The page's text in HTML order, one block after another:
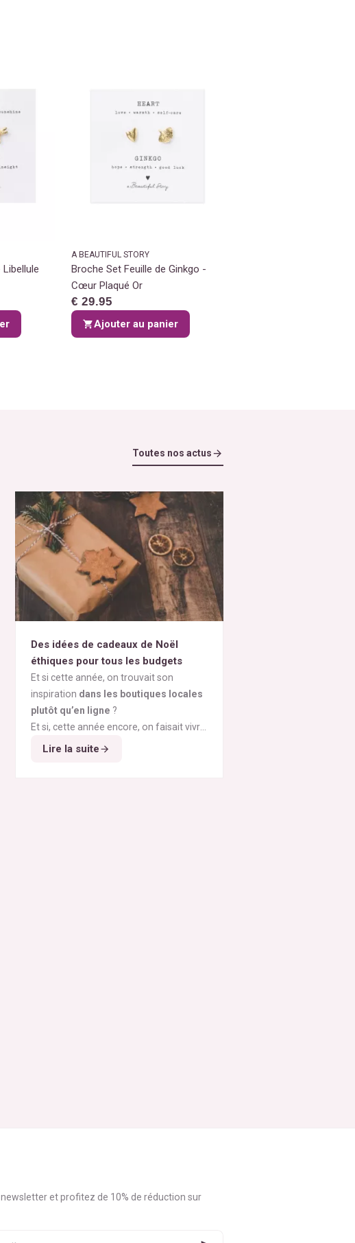
A BEAUTIFUL STORY
Broche Set Feuille de Ginkgo -
Cœur Plaqué Or
€ 29.95
Ajouter au panier
Toutes nos actus
Des idées de cadeaux de Noël
éthiques pour tous les budgets
Et si cette année, on trouvait son
inspiration dans les boutiques locales
plutôt qu’en ligne ?
Et si, cette année encore, on faisait vivre
les commerces de nos belles villes
Et si cette année, Noël rimait avec
Lire la suite
et profitez de 10% de réduction sur